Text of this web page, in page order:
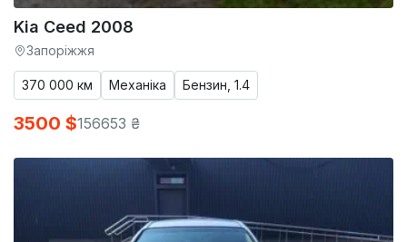
Kia Ceed 2008
Запоріжжя
370 000 км Механіка Бензин, 1.4
3500 $156653 ₴